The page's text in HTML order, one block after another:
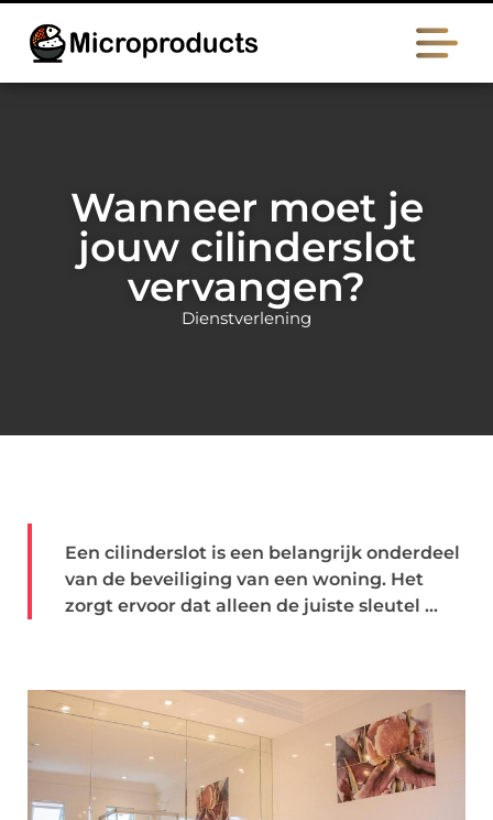
Wanneer moet je
jouw cilinderslot
vervangen?
Dienstverlening
Een cilinderslot is een belangrijk onderdeel
van de beveiliging van een woning. Het
zorgt ervoor dat alleen de juiste sleutel ...